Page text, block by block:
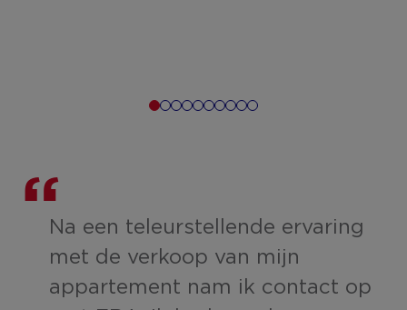
Na een teleurstellende ervaring
met de verkoop van mijn
appartement nam ik contact op